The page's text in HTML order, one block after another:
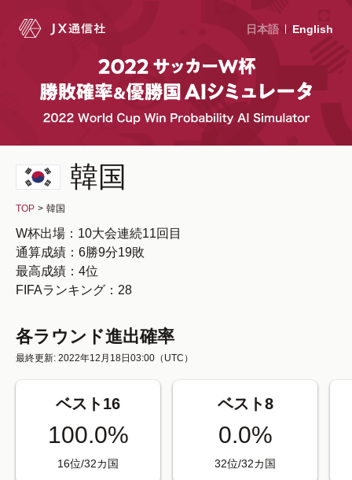
日本語 English
韓国
TOP > 韓国
W杯出場：10大会連続11回目
通算成績：6勝9分19敗
最高成績：4位
FIFAランキング：28
各ラウンド進出確率
最終更新: 2022年12月18日03:00 （UTC）
ベスト16
100.0%
16位/32カ国
ベスト8
0.0%
32位/32カ国